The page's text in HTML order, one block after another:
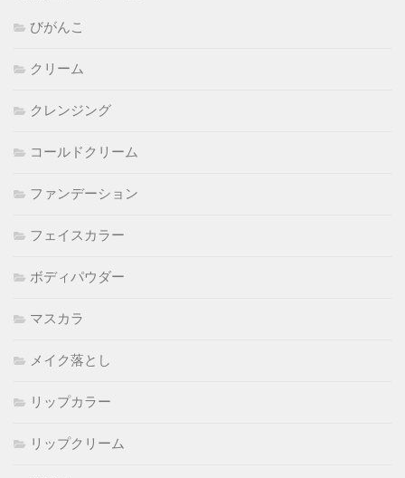
びがんこ
クリーム
クレンジング
コールドクリーム
ファンデーション
フェイスカラー
ボディパウダー
マスカラ
メイク落とし
リップカラー
リップクリーム